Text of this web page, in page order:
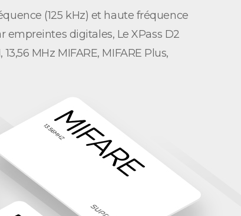
(125 kHz) et haute fréquence
empreintes digitales, Le XPass D2
MHz MIFARE, MIFARE Plus,